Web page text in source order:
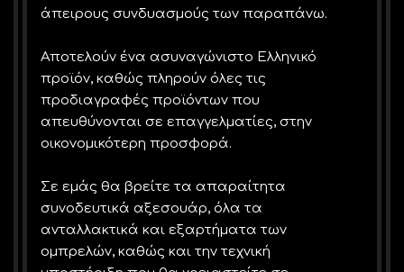
άπειρους συνδυασμούς των παραπάνω.
Αποτελούν ένα ασυναγώνιστο Ελληνικό
προϊόν, καθώς πληρούν όλες τις
προδιαγραφές προϊόντων που
απευθύνονται σε επαγγελματίες, στην
οικονομικότερη προσφορά.
Σε εμάς θα βρείτε τα απαραίτητα
συνοδευτικά αξεσουάρ, όλα τα
ανταλλακτικά και εξαρτήματα των
ομπρελών, καθώς και την τεχνική